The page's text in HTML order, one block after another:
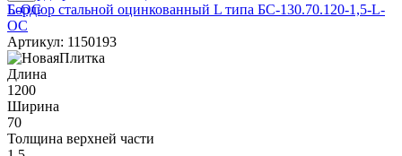
Бордюр стальной оцинкованный L типа БС-130.70.120-1,5-L-
ОС
Артикул: 1150193
Длина
1200
Ширина
70
Толщина верхней части